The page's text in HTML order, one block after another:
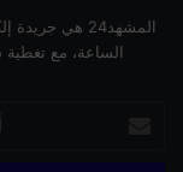
المشهد24 هي
الساعة، مع تغطية
الإلكتروني